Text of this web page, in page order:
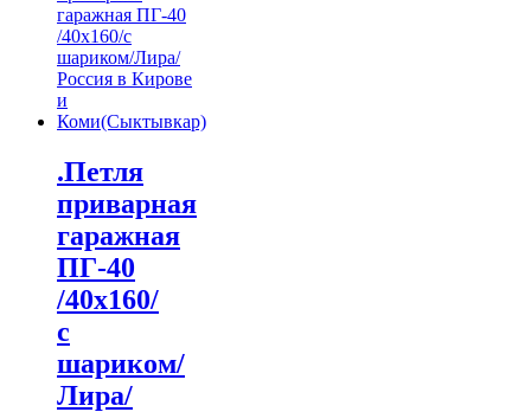
.Петля
приварная
гаражная
ПГ-40
/40х160/
с
шариком/
Лира/